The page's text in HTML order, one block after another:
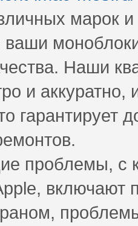
марок
Наши
и
гарантирует
проблемы, с
включают